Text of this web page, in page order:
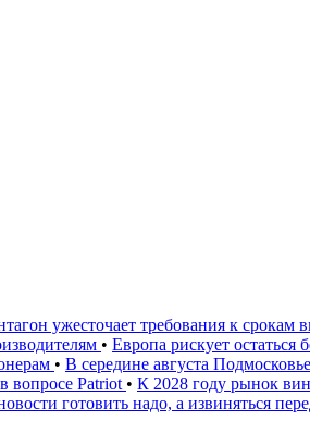
ужесточает требования к срокам
• Европа рискует остаться
• В середине августа
вопросе Patriot • К 2028 году рынок
готовить надо, а извиняться